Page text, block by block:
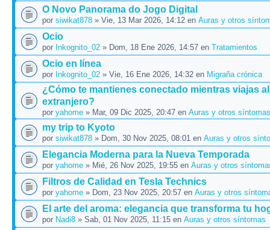
O Novo Panorama do Jogo Digital
por siwikat878 » Vie, 13 Mar 2026, 14:12 en Auras y otros
Ocio
por Inkognito_02 » Dom, 18 Ene 2026, 14:57 en Tratamientos
Ocio en línea
por Inkognito_02 » Vie, 16 Ene 2026, 14:32 en Migraña crónica
¿Cómo te mantienes conectado mientras viajas al
extranjero?
por yahome » Mar, 09 Dic 2025, 20:47 en Auras y otros síntomas
my trip to Kyoto
por siwikat878 » Dom, 30 Nov 2025, 08:01 en Auras y otros
Elegancia Moderna para la Nueva Temporada
por yahome » Mié, 26 Nov 2025, 19:55 en Auras y otros
Filtros de Calidad en Tesla Technics
por yahome » Dom, 23 Nov 2025, 20:57 en Auras y otros
El arte del aroma: elegancia que transforma tu
por Nadi8 » Sab, 01 Nov 2025, 11:15 en Auras y otros síntomas